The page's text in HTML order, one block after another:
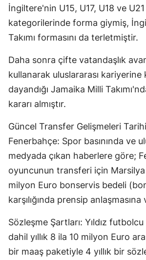
İngiltere'nin U15, U17, U18 ve
kategorilerinde forma giymiş,
Takımı formasını da terletmiştir.
Daha sonra çifte vatandaşlık
kullanarak uluslararası
dayandığı Jamaika Milli
kararı almıştır.
Güncel Transfer Gelişmeleri
Fenerbahçe: Spor basınında ve
medyada çıkan haberlere göre;
oyuncunun transferi için Marsilya
milyon Euro bonservis bedeli
karşılığında prensip anlaşmasına
Sözleşme Şartları: Yıldız
dahil yıllık 8 ila 10 milyon Euro
bir maaş paketiyle 4 yıllık bir